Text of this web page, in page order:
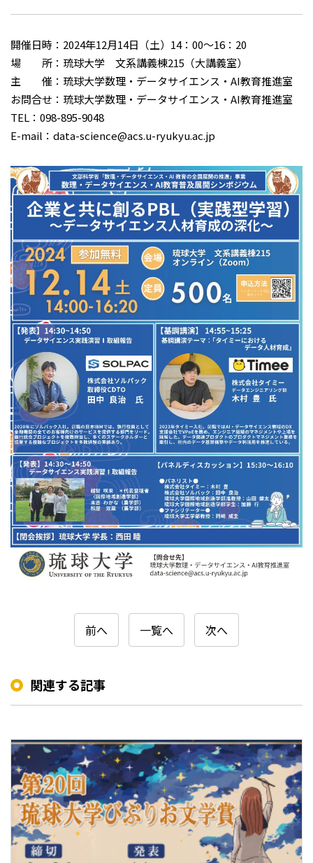
開催日時：2024年12月14日（土）14：00～16：20
場 所：琉球大学 文系講義棟215（大講義室）
主 催：琉球大学数理・データサイエンス・AI教育推進室
お問合せ：琉球大学数理・データサイエンス・AI教育推進室
TEL：098-895-9048
E-mail：data-science@acs.u-ryukyu.ac.jp
前へ 一覧へ 次へ
関連する記事